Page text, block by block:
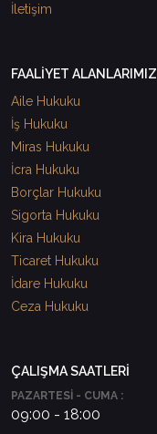
İletişim
FAALİYET ALANLARIMIZ
Aile Hukuku
İş Hukuku
Miras Hukuku
İcra Hukuku
Borçlar Hukuku
Sigorta Hukuku
Kira Hukuku
Ticaret Hukuku
İdare Hukuku
Ceza Hukuku
ÇALIŞMA SAATLERİ
PAZARTESİ - CUMA :
09:00 - 18:00